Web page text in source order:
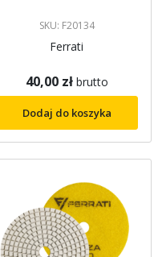
SKU: F20134
Ferrati
40,00 zł brutto
Dodaj do koszyka